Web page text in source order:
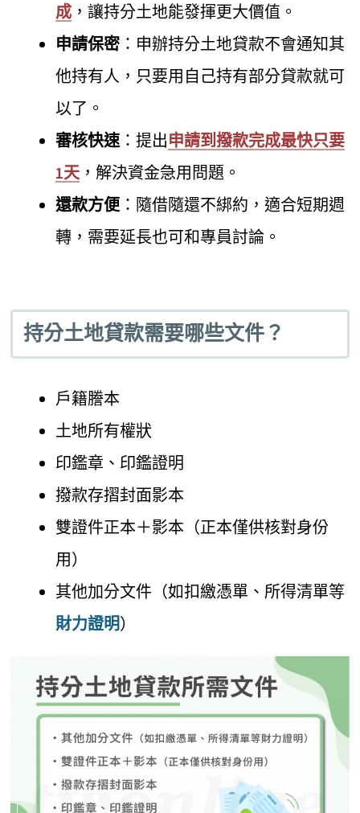
成 ，讓持分土地能發揮更大價值。
申請保密 ：申辦持分土地貸款不會通知其
他持有人，只要用自己持有部分貸款就可
以了。
審核快速 ：提出申請到撥款完成最快只要
1天 ，解決資金急用問題。
還款方便 ：隨借隨還不綁約，適合短期週
轉，需要延長也可和專員討論。
持分土地貸款需要哪些文件？
戶籍謄本
土地所有權狀
印鑑章、印鑑證明
撥款存摺封面影本
雙證件正本＋影本（正本僅供核對身份
用）
其他加分文件（如扣繳憑單、所得清單等
財力證明）